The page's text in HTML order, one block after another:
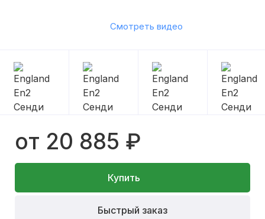
Смотреть видео
от 20 885 ₽
Купить
Быстрый заказ